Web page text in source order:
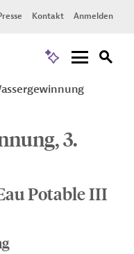
Kontakt Anmelden
3.
Potable III